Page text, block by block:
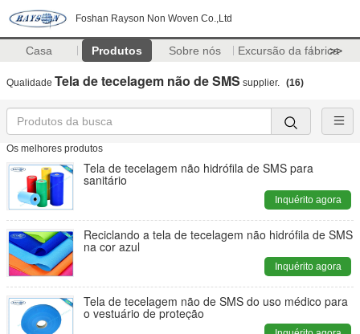
Foshan Rayson Non Woven Co.,Ltd
Casa Produtos Sobre nós Excursão da fábrica
>>
Qualidade Tela de tecelagem não de SMS supplier. (16)
Os melhores produtos
Tela de tecelagem não hidrófila de SMS para
sanitário
Inquérito agora
Reciclando a tela de tecelagem não hidrófila de SMS
na cor azul
Inquérito agora
Tela de tecelagem não de SMS do uso médico para
o vestuário de proteção